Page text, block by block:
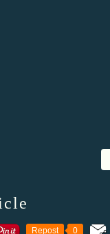
Repost 0